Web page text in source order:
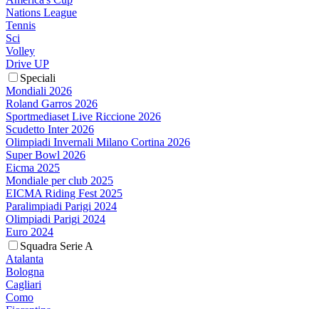
Nations League
Tennis
Sci
Volley
Drive UP
Speciali
Mondiali 2026
Roland Garros 2026
Sportmediaset Live Riccione 2026
Scudetto Inter 2026
Olimpiadi Invernali Milano Cortina 2026
Super Bowl 2026
Eicma 2025
Mondiale per club 2025
EICMA Riding Fest 2025
Paralimpiadi Parigi 2024
Olimpiadi Parigi 2024
Euro 2024
Squadra Serie A
Atalanta
Bologna
Cagliari
Como